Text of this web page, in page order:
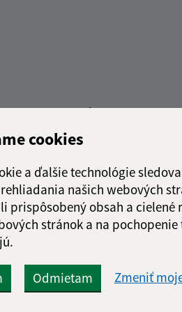
cookies
a ďalšie technológie
našich webových
prispôsobený obsah a cielené
stránok a na
Odmietam Zmeniť
Rýchle odkazy:
Obecný úrad
Fotogaléria
Školstvo
web portál webhosting